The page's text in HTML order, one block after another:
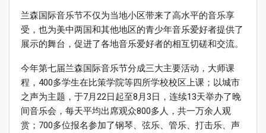
兰森国际音乐节不仅为当地小区带来了高水平的音乐享
受，也为美中两国和其他地区的青少年音乐爱好者提供了
展示的舞台，促进了各地音乐爱好者的相互切磋和交流。
今年第七届兰森国际音乐节分成三大主要活动，大师课
程，400多学生在比策学院等四所学校校区上课；以城市
之声为主题，于7月22日起至8月3日，连续13天举办了晚
间音乐会，每天平均出席观众800多人，共一万余人观
赏；700多位报名参加了钢琴、弦乐、管乐、打击乐、声